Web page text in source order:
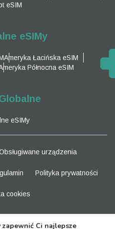
eSIM
eSIMy
Ameryka Łacińska eSIM
Północna eSIM
eSIMy
urządzenia
Polityka prywatności
cookies
Ci najlepsze